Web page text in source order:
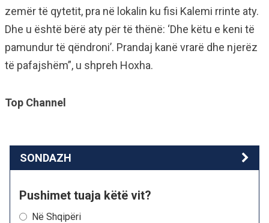
zemër të qytetit, pra në lokalin ku fisi Kalemi rrinte aty.
Dhe u është bërë aty për të thënë: ‘Dhe këtu e keni të
pamundur të qëndroni’. Prandaj kanë vrarë dhe njerëz
të pafajshëm”, u shpreh Hoxha.
Top Channel
SONDAZH
Pushimet tuaja këtë vit?
Në Shqipëri